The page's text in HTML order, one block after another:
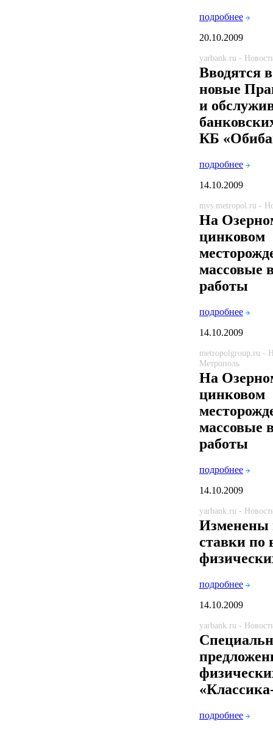
подробнее
20.10.2009
yarbank.ru -
Вводятся
новые
и
КБ
подробнее
14.10.2009
mvs.metropol.ru -
На
цинковом
массовые
работы
подробнее
14.10.2009
metropolgroup.ru -
Метрополь
На
цинковом
массовые
работы
подробнее
14.10.2009
yarbank.ru -
Изменены
ставки по
подробнее
14.10.2009
yarbank.ru -
подробнее